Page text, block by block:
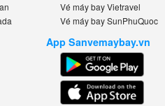
Vé máy bay Vietravel
Vé máy bay SunPhuQuoc
App Sanvemaybay.vn